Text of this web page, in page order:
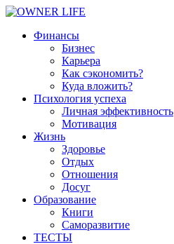
Финансы
Бизнес
Карьера
Как сэкономить?
Куда вложить?
Психология успеха
Личная эффективность
Мотивация
Жизнь
Здоровье
Отдых
Отношения
Досуг
Образование
Книги
Саморазвитие
ТЕСТЫ